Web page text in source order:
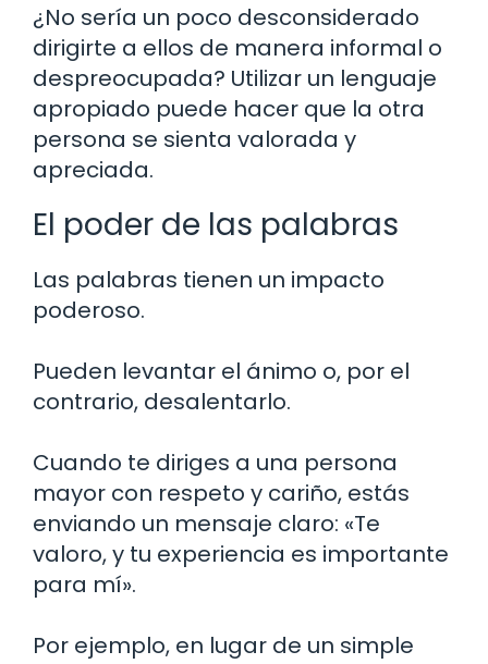
¿No sería un poco desconsiderado
dirigirte a ellos de manera informal o
despreocupada? Utilizar un lenguaje
apropiado puede hacer que la otra
persona se sienta valorada y
apreciada.
El poder de las palabras
Las palabras tienen un impacto
poderoso.
Pueden levantar el ánimo o, por el
contrario, desalentarlo.
Cuando te diriges a una persona
mayor con respeto y cariño, estás
enviando un mensaje claro: «Te
valoro, y tu experiencia es importante
para mí».
Por ejemplo, en lugar de un simple